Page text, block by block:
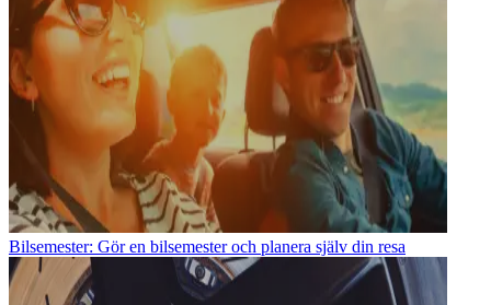
Bilsemester: Gör en bilsemester och planera själv din resa